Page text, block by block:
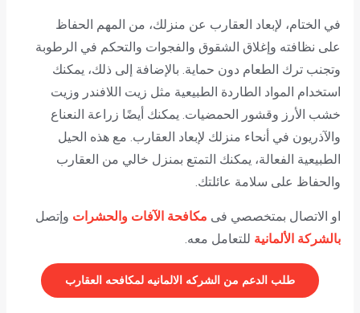
في الختام، لإبعاد العقارب عن منزلك، من المهم الحفاظ
على نظافته وإغلاق الشقوق والفجوات والتحكم في الرطوبة
وتجنب ترك الطعام دون حماية. بالإضافة إلى ذلك، يمكنك
استخدام المواد الطاردة الطبيعية مثل زيت اللافندر وزيت
خشب الأرز وقشور الحمضيات. يمكنك أيضًا زراعة النعناع
والآذريون في أنحاء منزلك لإبعاد العقارب. مع هذه الحيل
الطبيعية الفعالة، يمكنك التمتع بمنزل خالي من العقارب
والحفاظ على سلامة عائلتك.
او الاتصال بمتخصصي فى مكافحة الآفات والحشرات وإتصل
بالشركة الألمانية للتعامل معه.
طلب الدعم من الشركه الالمانيه لمكافحه العقارب